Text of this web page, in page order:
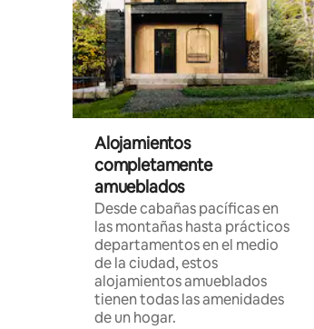
Alojamientos
completamente
amueblados
Desde cabañas pacíficas en
las montañas hasta prácticos
departamentos en el medio
de la ciudad, estos
alojamientos amueblados
tienen todas las amenidades
de un hogar.